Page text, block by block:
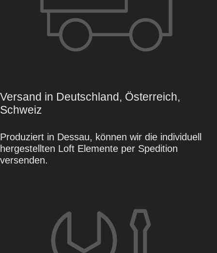
Versand in Deutschland, Österreich,
Schweiz
Produziert in Dessau, können wir die individuell
hergestellten Loft Elemente per Spedition
versenden.